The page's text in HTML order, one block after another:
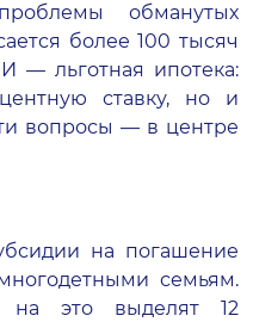
обманутых
более 100 тысяч
— льготная ипотека:
ставку, но и
вопросы — в центре
на погашение
семьям.
на это выделят 12